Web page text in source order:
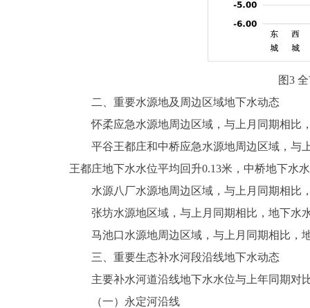
图3
二、重要水源地及周边区域地下水动态
怀柔应急水源地周边区域，与上月同期相比，
平谷王都庄和中桥应急水源地周边区域，与上
王都庄地下水水位平均回升0.13米，中桥地下水
水源八厂水源地周边区域，与上月同期相比，
张坊水源地区域，与上月同期相比，地下水水
马池口水源地周边区域，与上月同期相比，地
三、重要生态补水河段沿线地下水动态
主要补水河道沿线地下水水位与上年同期对
（一）永定河沿线